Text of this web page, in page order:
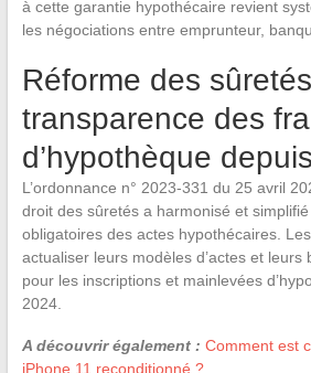
à cette garantie hypothécaire revient
les négociations entre emprunteur,
Réforme des
transparence des
d’hypothèque
L’ordonnance n° 2023-331 du 25 avril
droit des sûretés a harmonisé et
obligatoires des actes hypothécaires.
actualiser leurs modèles d’actes et leurs
pour les inscriptions et mainlevées
2024.
A découvrir également : Comment est
iPhone 11 reconditionné ?